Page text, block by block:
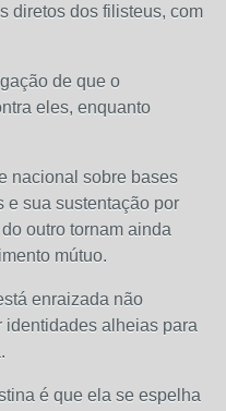
diretos dos filisteus, com
de que o
eles, enquanto
nacional sobre bases
e sua sustentação por
outro tornam ainda
mútuo.
enraizada não
identidades alheias para
é que ela se espelha